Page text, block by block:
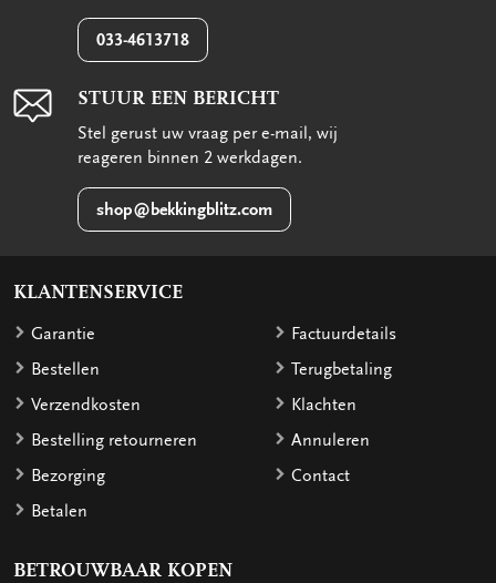
033-4613718
STUUR EEN BERICHT
Stel gerust uw vraag per e-mail, wij
reageren binnen 2 werkdagen.
shop@bekkingblitz.com
KLANTENSERVICE
Garantie
Bestellen
Verzendkosten
Bestelling retourneren
Bezorging
Betalen
Factuurdetails
Terugbetaling
Klachten
Annuleren
Contact
BETROUWBAAR KOPEN